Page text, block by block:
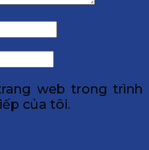
web trong trình
của tôi.